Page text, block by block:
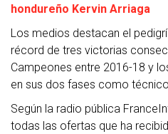
hondureño Kervin Arriaga
Los medios destacan el
récord de tres victorias
Campeones entre 2016-18 y
en sus dos fases como
Según la radio pública
todas las ofertas que ha